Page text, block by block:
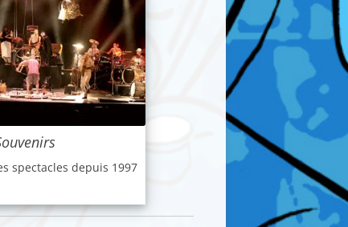
spectacles depuis 1997